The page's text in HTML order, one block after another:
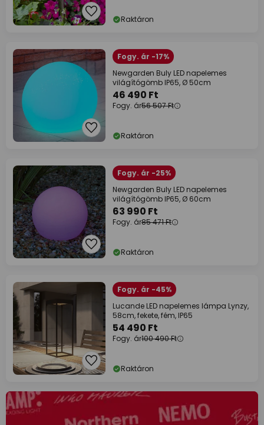
Raktáron
Fogy. ár -17%
Newgarden Buly LED napelemes
világítógömb IP65, Ø 50cm
46 490 Ft
Fogy. ár56 507 Ft
Raktáron
Fogy. ár -25%
Newgarden Buly LED napelemes
világítógömb IP65, Ø 60cm
63 990 Ft
Fogy. ár85 471 Ft
Raktáron
Fogy. ár -45%
Lucande LED napelemes lámpa Lynzy,
58cm, fekete, fém, IP65
54 490 Ft
Fogy. ár100 490 Ft
Raktáron